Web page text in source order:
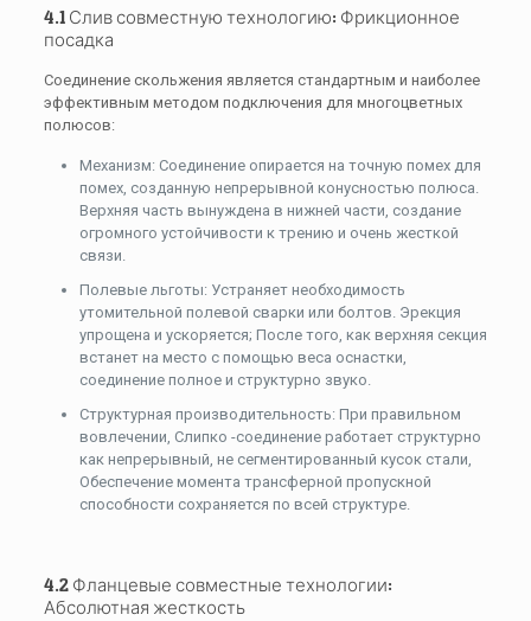
4.1 Слив совместную технологию: Фрикционное
посадка
Соединение скольжения является стандартным и наиболее
эффективным методом подключения для многоцветных
полюсов:
Механизм: Соединение опирается на точную помех для
помех, созданную непрерывной конусностью полюса.
Верхняя часть вынуждена в нижней части, создание
огромного устойчивости к трению и очень жесткой
связи.
Полевые льготы: Устраняет необходимость
утомительной полевой сварки или болтов. Эрекция
упрощена и ускоряется; После того, как верхняя секция
встанет на место с помощью веса оснастки,
соединение полное и структурно звуко.
Структурная производительность: При правильном
вовлечении, Слипко -соединение работает структурно
как непрерывный, не сегментированный кусок стали,
Обеспечение момента трансферной пропускной
способности сохраняется по всей структуре.
4.2 Фланцевые совместные технологии:
Абсолютная жесткость